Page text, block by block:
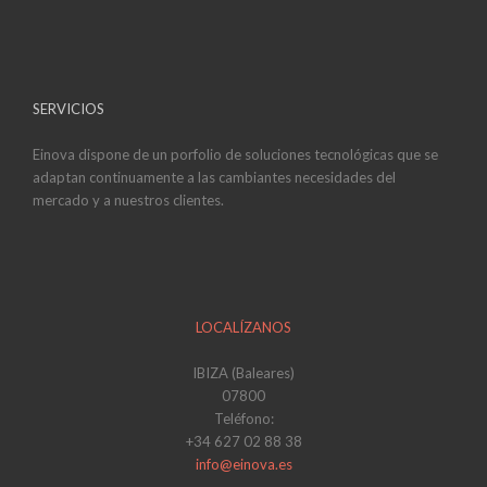
SERVICIOS
Einova dispone de un porfolio de soluciones tecnológicas que se
adaptan continuamente a las cambiantes necesidades del
mercado y a nuestros clientes.
LOCALÍZANOS
IBIZA (Baleares)
07800
Teléfono:
+34 627 02 88 38
info@einova.es